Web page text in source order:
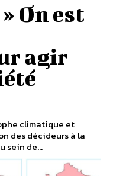
On est
agir
climatique et
des décideurs à la
sein de...